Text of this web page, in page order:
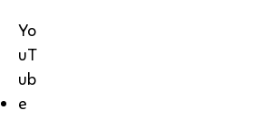
Yo
uT
ub
e